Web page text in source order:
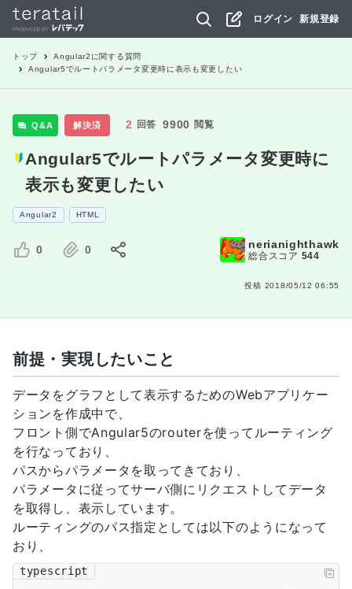
ログイン 新規登録
トップ Angular2 に関する質問
Angular5でルートパラメータ変更時に表示も変更したい
Q&A 解決済 2 回答 9900 閲覧
Angular5でルートパラメータ変更時に
表示も変更したい
Angular2 HTML
0 0 nerianighthawk
総合スコア 544
投稿 2018/05/12 06:55
前提・実現したいこと
データをグラフとして表示するためのWebアプリケー
ションを作成中で、
フロント側でAngular5のrouterを使ってルーティング
を行なっており、
パスからパラメータを取ってきており、
パラメータに従ってサーバ側にリクエストしてデータ
を取得し、表示しています。
ルーティングのパス指定としては以下のようになって
おり、
typescript